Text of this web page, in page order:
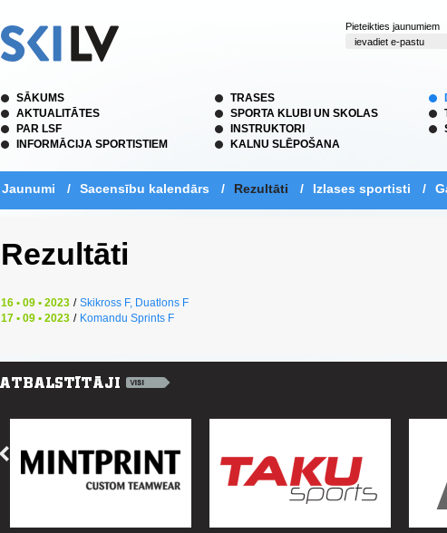
Pieteikties jaunumiem
SĀKUMS
AKTUALITĀTES
PAR LSF
INFORMĀCIJA SPORTISTIEM
TRASES
SPORTA KLUBI UN SKOLAS
INSTRUKTORI
KALNU SLĒPOŠANA
Jaunumi / Sacensību kalendārs / Rezultāti / Izlases sportisti /
Rezultāti
16 • 09 • 2023 / Skikross F, Duatlons F
17 • 09 • 2023 / Komandu Sprints F